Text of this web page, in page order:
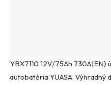
YBX7110 12V/75Ah 730A(EN)
autobatéria YUASA. Výhradný